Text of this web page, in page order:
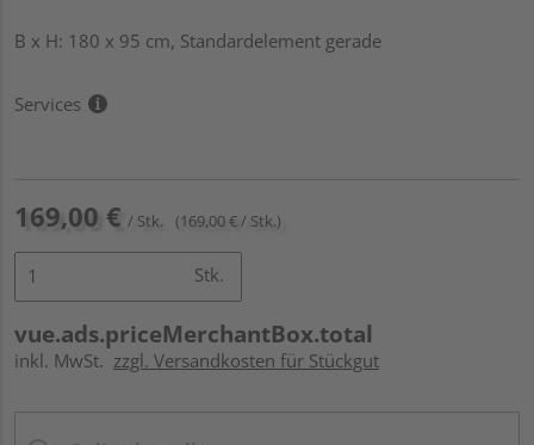
B x H: 180 x 95 cm, Standardelement gerade
Services
169,00 € / Stk. (169,00 € / Stk.)
Stk.
vue.ads.priceMerchantBox.total
inkl. MwSt. zzgl. Versandkosten für Stückgut